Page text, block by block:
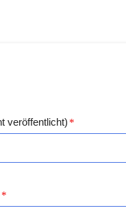
veröffentlicht) *
*